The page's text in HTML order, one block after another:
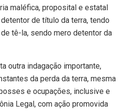
maléfica, proposital e estatal
de título da terra, tendo
tê-la, sendo mero detentor da
outra indagação importante,
da perda da terra, mesma
e ocupações, inclusive e
Legal, com ação promovida